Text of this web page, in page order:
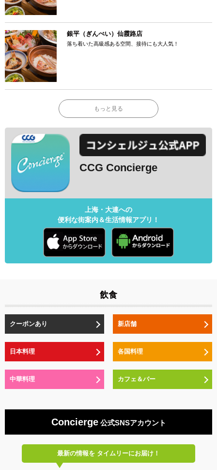
銀平（ぎんぺい）仙霞路店
落ち着いた高級感ある空間、接待にも大人気！
もっと見る
CCG Concierge
上海・大連への
便利な街案内＆生活情報アプリ！
飲食
クーポンあり 新店舗
日本料理 各国料理
中華料理 カフェ＆バー
Concierge公式SNSアカウント
最新の情報をタイムリーにお届け！